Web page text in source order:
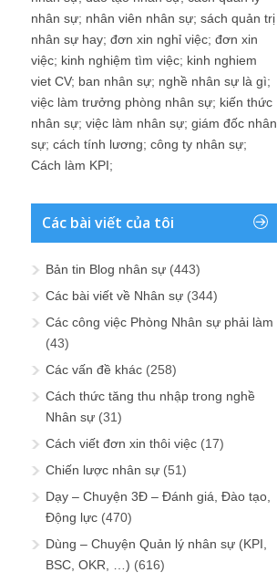
nhân sự; nhân viên nhân sự; sách quản trị
nhân sự hay; đơn xin nghỉ việc; đơn xin
việc; kinh nghiệm tìm việc; kinh nghiem
viet CV; ban nhân sự; nghề nhân sự là gì;
việc làm trưởng phòng nhân sự; kiến thức
nhân sự; việc làm nhân sự; giám đốc nhân
sự; cách tính lương; công ty nhân sự;
Cách làm KPI;
Các bài viết của tôi
Bản tin Blog nhân sự (443)
Các bài viết về Nhân sự (344)
Các công việc Phòng Nhân sự phải làm
(43)
Các vấn đề khác (258)
Cách thức tăng thu nhập trong nghề
Nhân sự (31)
Cách viết đơn xin thôi việc (17)
Chiến lược nhân sự (51)
Dạy – Chuyện 3Đ – Đánh giá, Đào tạo,
Động lực (470)
Dùng – Chuyện Quản lý nhân sự (KPI,
BSC, OKR, …) (616)